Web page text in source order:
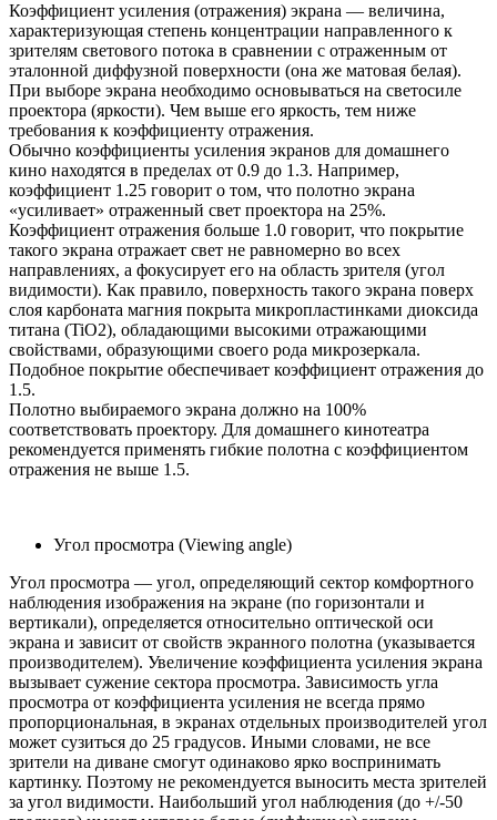
Коэффициент усиления (отражения) экрана — величина,
характеризующая степень концентрации направленного к
зрителям светового потока в сравнении с отраженным от
эталонной диффузной поверхности (она же матовая белая).
При выборе экрана необходимо основываться на светосиле
проектора (яркости). Чем выше его яркость, тем ниже
требования к коэффициенту отражения.
Обычно коэффициенты усиления экранов для домашнего
кино находятся в пределах от 0.9 до 1.3. Например,
коэффициент 1.25 говорит о том, что полотно экрана
«усиливает» отраженный свет проектора на 25%.
Коэффициент отражения больше 1.0 говорит, что покрытие
такого экрана отражает свет не равномерно во всех
направлениях, а фокусирует его на область зрителя (угол
видимости). Как правило, поверхность такого экрана поверх
слоя карбоната магния покрыта микропластинками диоксида
титана (TiO2), обладающими высокими отражающими
свойствами, образующими своего рода микрозеркала.
Подобное покрытие обеспечивает коэффициент отражения до
1.5.
Полотно выбираемого экрана должно на 100%
соответствовать проектору. Для домашнего кинотеатра
рекомендуется применять гибкие полотна с коэффициентом
отражения не выше 1.5.
Угол просмотра (Viewing angle)
Угол просмотра — угол, определяющий сектор комфортного
наблюдения изображения на экране (по горизонтали и
вертикали), определяется относительно оптической оси
экрана и зависит от свойств экранного полотна (указывается
производителем). Увеличение коэффициента усиления экрана
вызывает сужение сектора просмотра. Зависимость угла
просмотра от коэффициента усиления не всегда прямо
пропорциональная, в экранах отдельных производителей угол
может сузиться до 25 градусов. Иными словами, не все
зрители на диване смогут одинаково ярко воспринимать
картинку. Поэтому не рекомендуется выносить места зрителей
за угол видимости. Наибольший угол наблюдения (до +/-50